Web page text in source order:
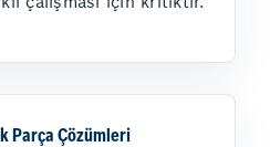
Parça Çözümleri